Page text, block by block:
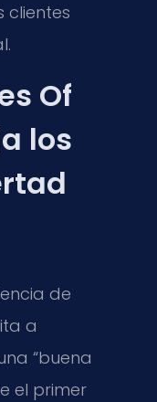
clientes
Of
los
de
a
“buena
el primer